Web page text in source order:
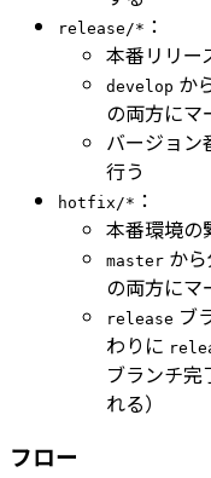
release/* ：
本番リリー
develop か
の両方にマ
バージョン
行う
hotfix/* ：
本番環境の
master か
の両方にマ
release ブ
わりに
ブランチ完
れる）
フロー